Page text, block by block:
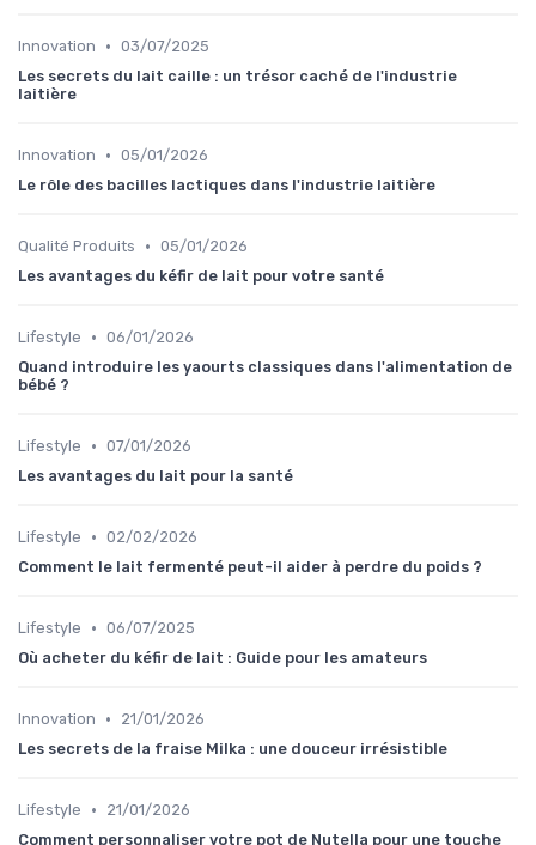
Innovation • 03/07/2025
Les secrets du lait caille : un trésor caché de l'industrie
laitière
Innovation • 05/01/2026
Le rôle des bacilles lactiques dans l'industrie laitière
Qualité Produits • 05/01/2026
Les avantages du kéfir de lait pour votre santé
Lifestyle • 06/01/2026
Quand introduire les yaourts classiques dans l'alimentation de
bébé ?
Lifestyle • 07/01/2026
Les avantages du lait pour la santé
Lifestyle • 02/02/2026
Comment le lait fermenté peut-il aider à perdre du poids ?
Lifestyle • 06/07/2025
Où acheter du kéfir de lait : Guide pour les amateurs
Innovation •
21/01/2026
Les secrets de la fraise Milka : une douceur irrésistible
Lifestyle •
21/01/2026
Comment personnaliser votre pot de Nutella pour une touche